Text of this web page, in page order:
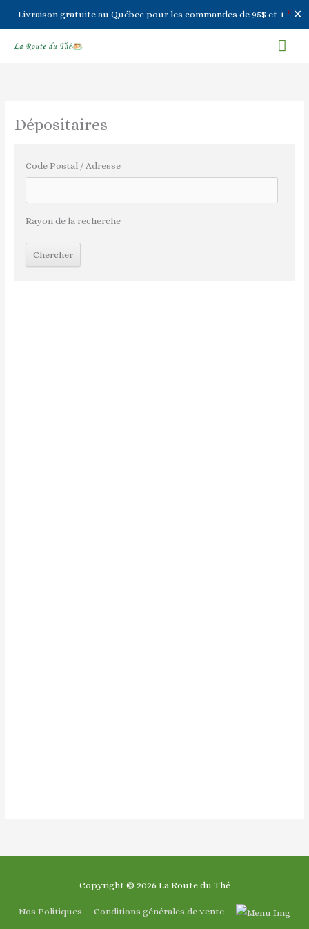
Livraison gratuite au Québec pour les commandes de 95$ et + * ✕
Dépositaires
Code Postal / Adresse
Rayon de la recherche
Copyright © 2026 La Route du Thé
Nos Politiques Conditions générales de vente